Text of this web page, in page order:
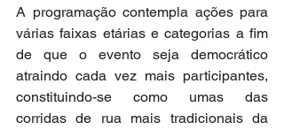
A programação contempla ações para
várias faixas etárias e categorias a fim
de que o evento seja democrático
atraindo cada vez mais participantes,
constituindo-se como umas das
corridas de rua mais tradicionais da